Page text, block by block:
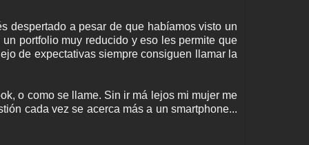
despertado a pesar de que habíamos visto un
portfolio muy reducido y eso les permite que
de expectativas siempre consiguen llamar la
o como se llame. Sin ir má lejos mi mujer me
cada vez se acerca más a un smartphone...